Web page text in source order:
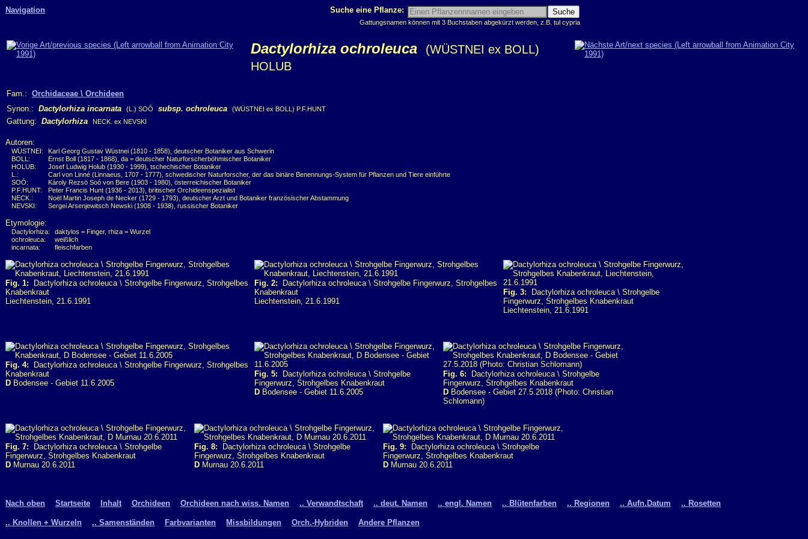
Navigation Suche eine Pflanze:
Gattungsnamen können mit 3 Buchstaben abgekürzt werden, z.B. tul cypria
Dactylorhiza ochroleuca
(WÜSTNEI ex BOLL)
HOLUB
Fam.: Orchidaceae \ Orchideen
Synon.: Dactylorhiza incarnata (L.) SOÓ subsp. ochroleuca (WÜSTNEI ex BOLL) P.F.HUNT
Gattung: Dactylorhiza NECK. ex NEVSKI
Autoren:
WÜSTNEI:
Karl Georg Gustav Wüstnei (1810 - 1858), deutscher Botaniker aus Schwerin
BOLL:
Ernst Boll (1817 - 1868), da = deutscher Naturforscherböhmischer Botaniker
HOLUB:
Josef Ludwig Holub (1930 - 1999), tschechischer Botaniker
L.:
Carl von Linné (Linnaeus, 1707 - 1777), schwedischer Naturforscher, der das binäre Benennungs-System für Pflanzen und Tiere einführte
SOÓ:
Károly Rezsö Soó von Bere (1903 - 1980), österreichischer Botaniker
P.F.HUNT:
Peter Francis Hunt (1936 - 2013), britischer Orchideenspezialist
NECK.:
Noël Martin Joseph de Necker (1729 - 1793), deutscher Arzt und Botaniker französischer Abstammung
NEVSKI:
Sergei Arsenjewitsch Newski (1908 - 1938), russischer Botaniker
Etymologie:
Dactylorhiza:
daktylos = Finger, rhiza = Wurzel
ochroleuca:
weißlich
incarnata:
fleischfarben
Fig. 1: Dactylorhiza ochroleuca \ Strohgelbe Fingerwurz, Strohgelbes
Knabenkraut
Liechtenstein, 21.6.1991
Fig. 2: Dactylorhiza ochroleuca \ Strohgelbe Fingerwurz, Strohgelbes
Knabenkraut
Liechtenstein, 21.6.1991
Fig. 3: Dactylorhiza ochroleuca \ Strohgelbe
Fingerwurz, Strohgelbes Knabenkraut
Liechtenstein, 21.6.1991
Fig. 4: Dactylorhiza ochroleuca \ Strohgelbe Fingerwurz, Strohgelbes
Knabenkraut
D Bodensee - Gebiet 11.6.2005
Fig. 5: Dactylorhiza ochroleuca \ Strohgelbe
Fingerwurz, Strohgelbes Knabenkraut
D Bodensee - Gebiet 11.6.2005
Fig. 6: Dactylorhiza ochroleuca \ Strohgelbe
Fingerwurz, Strohgelbes Knabenkraut
D Bodensee - Gebiet 27.5.2018 (Photo: Christian
Schlomann)
Fig. 7: Dactylorhiza ochroleuca \ Strohgelbe
Fingerwurz, Strohgelbes Knabenkraut
D Murnau 20.6.2011
Fig. 8: Dactylorhiza ochroleuca \ Strohgelbe
Fingerwurz, Strohgelbes Knabenkraut
D Murnau 20.6.2011
Fig. 9: Dactylorhiza ochroleuca \ Strohgelbe
Fingerwurz, Strohgelbes Knabenkraut
D Murnau 20.6.2011
Nach oben Startseite Inhalt Orchideen Orchideen nach wiss. Namen .. Verwandtschaft .. deut. Namen .. engl. Namen .. Blütenfarben .. Regionen .. Aufn.Datum .. Rosetten
.. Knollen + Wurzeln .. Samenständen Farbvarianten Missbildungen Orch.-Hybriden Andere Pflanzen